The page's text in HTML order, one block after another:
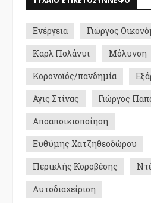
Ενέργεια
Γιώργος
Καρλ Πολάνυι
Μόλυνση
Κορονοϊός/πανδημία
Άγις Στίνας
Γιώργος
Αποαποικιοποίηση
Ευθύμης Χατζηθεοδώρου
Περικλής Κοροβέσης
Αυτοδιαχείριση